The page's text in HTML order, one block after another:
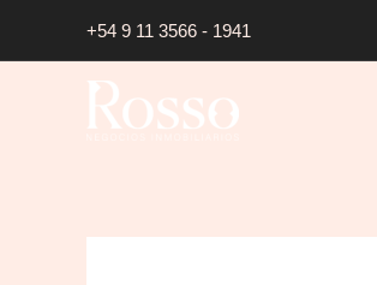
+54 9 11 3566 - 1941